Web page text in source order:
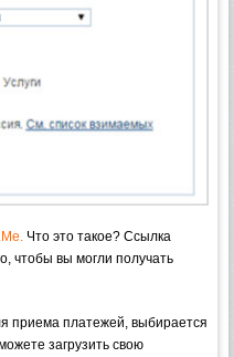
Что это такое? Ссылка
чтобы вы могли получать
приема платежей, выбирается
загрузить свою